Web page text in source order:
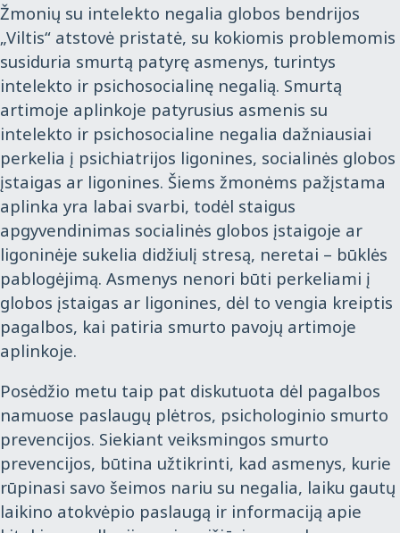
Žmonių su intelekto negalia globos bendrijos
„Viltis“ atstovė pristatė, su kokiomis problemomis
susiduria smurtą patyrę asmenys, turintys
intelekto ir psichosocialinę negalią. Smurtą
artimoje aplinkoje patyrusius asmenis su
intelekto ir psichosocialine negalia dažniausiai
perkelia į psichiatrijos ligonines, socialinės globos
įstaigas ar ligonines. Šiems žmonėms pažįstama
aplinka yra labai svarbi, todėl staigus
apgyvendinimas socialinės globos įstaigoje ar
ligoninėje sukelia didžiulį stresą, neretai – būklės
pablogėjimą. Asmenys nenori būti perkeliami į
globos įstaigas ar ligonines, dėl to vengia kreiptis
pagalbos, kai patiria smurto pavojų artimoje
aplinkoje.
Posėdžio metu taip pat diskutuota dėl pagalbos
namuose paslaugų plėtros, psichologinio smurto
prevencijos. Siekiant veiksmingos smurto
prevencijos, būtina užtikrinti, kad asmenys, kurie
rūpinasi savo šeimos nariu su negalia, laiku gautų
laikino atokvėpio paslaugą ir informaciją apie